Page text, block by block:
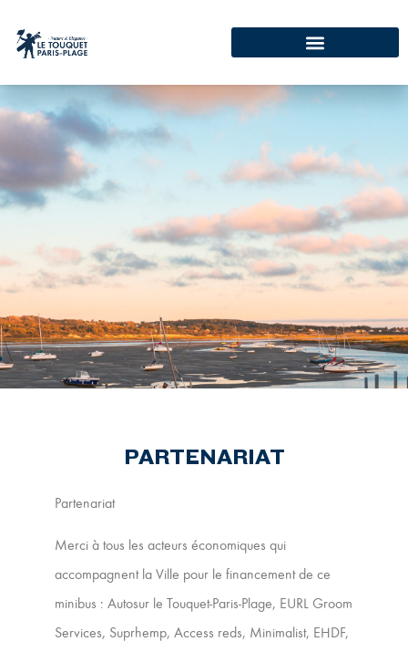
PARTENARIAT
Partenariat
Merci à tous les acteurs économiques qui
accompagnent la Ville pour le financement de ce
minibus : Autosur le Touquet-Paris-Plage, EURL Groom
Services, Suprhemp, Access reds, Minimalist, EHDF,